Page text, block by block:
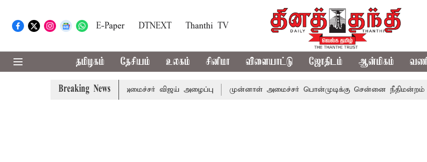
E-Paper DTNEXT Thanthi TV
தமிழகம் தேசியம் உலகம் சினிமா விளையாட்டு ஜோதிடம் ஆன்மிகம்
Breaking News
கூட்டத்துக்கு முதல்-அமைச்சர் விஜய் அழைப்பு முன்னாள் அமைச்சர் பொன்முடிக்கு சென்னை நீதிமன்றம்